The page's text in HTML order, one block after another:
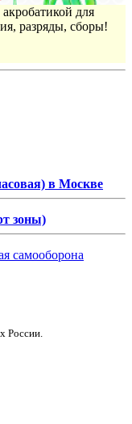
для
разряды, сборы!
в Москве
зоны)
самооборона
России.